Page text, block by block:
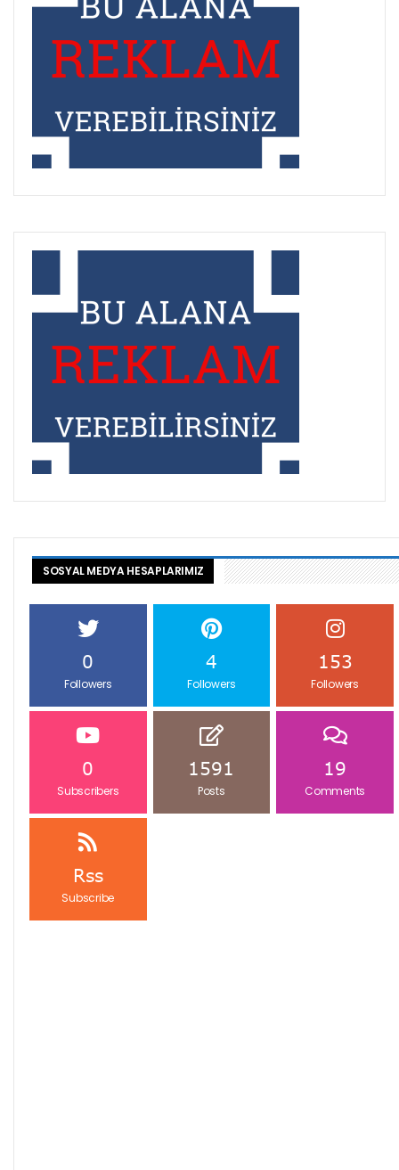
SOSYAL MEDYA HESAPLARIMIZ
0
Followers
4
Followers
153
Followers
0
Subscribers
1591
Posts
19
Comments
Rss
Subscribe